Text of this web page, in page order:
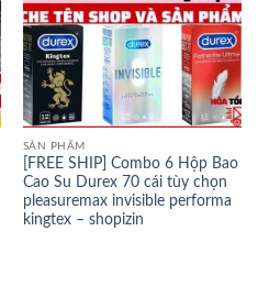
SẢN PHẨM
[FREE SHIP] Combo 6 Hộp Bao
Cao Su Durex 70 cái tùy chọn
pleasuremax invisible performa
kingtex – shopizin